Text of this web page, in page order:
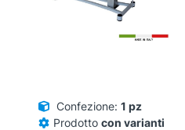
Confezione: 1 pz
Prodotto con varianti